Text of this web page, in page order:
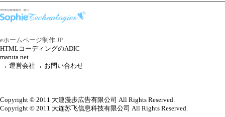
eホームページ制作.JP
HTMLコーディングのADIC
maruta.net
運営会社
お問い合わせ
Copyright © 2011 大連漫歩広告有限公司 All Rights Reserved.
Copyright © 2011 大连苏飞信息科技有限公司 All Rights Reserved.